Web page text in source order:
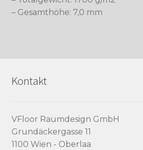
– Gesamthöhe: 7,0 mm
Kontakt
VFloor Raumdesign GmbH
Grundäckergasse 11
1100 Wien - Oberlaa